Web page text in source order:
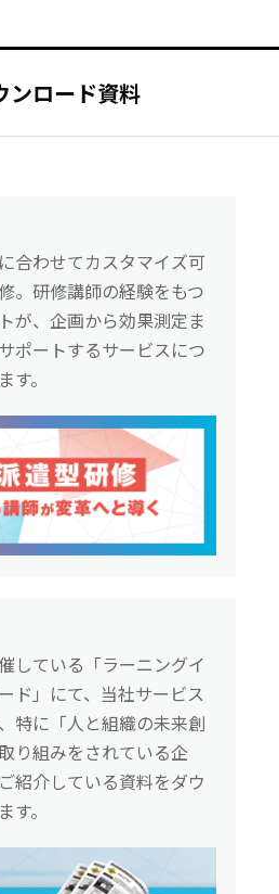
ンロード資料
合わせてカスタマイズ可
。研修講師の経験をもつ
が、企画から効果測定ま
ポートするサービスにつ
す。
している「ラーニングイ
ド」にて、当社サービス
特に「人と組織の未来創
り組みをされている企
紹介している資料をダウ
す。